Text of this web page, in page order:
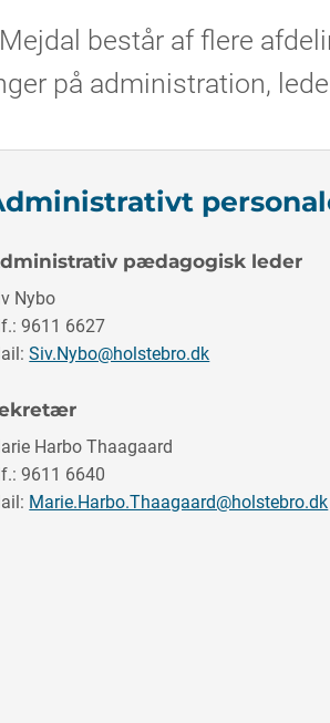
består af flere
på administration,
pædagogisk leder
Nybo
9611 6627
Siv.Nybo@holstebro.dk
Harbo Thaagaard
9611 6640
Marie.Harbo.Thaagaard@holstebro.dk